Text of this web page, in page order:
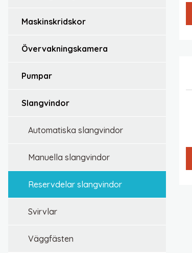
maskinskridskor
övervakningskamera
pumpar
slangvindor
automatiska slangvindor
manuella slangvindor
reservdelar slangvindor
svirvlar
väggfästen